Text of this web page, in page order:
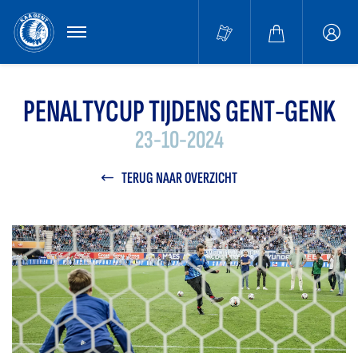
MENU
PENALTYCUP TIJDENS GENT-GENK
23-10-2024
TERUG NAAR OVERZICHT